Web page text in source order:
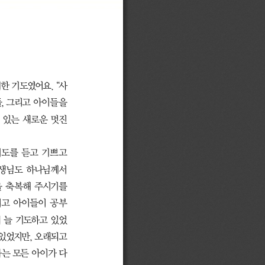
기도였어요. “사
그리고 아이들을
는 새로운 멋진
를 듣고 기쁘고
님도 하나님께서
축복해 주시기를
아이들이 공부
기도하고 있었
었지만, 오래되고
모든 아이가 다